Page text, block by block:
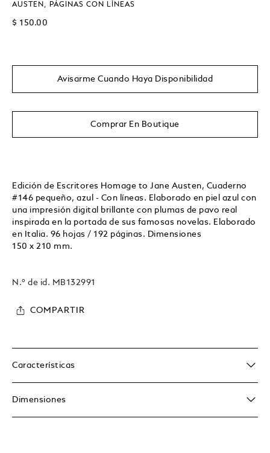
AUSTEN, PÁGINAS CON LÍNEAS
$ 150.00
Avisarme Cuando Haya Disponibilidad
Comprar En Boutique
Edición de Escritores Homage to Jane Austen, Cuaderno
#146 pequeño, azul - Con líneas. Elaborado en piel azul con
una impresión digital brillante con plumas de pavo real
inspirada en la portada de sus famosas novelas. Elaborado
en Italia. 96 hojas / 192 páginas. Dimensiones
150 x 210 mm.
N.º de id. MB132991
COMPARTIR
Características
Dimensiones